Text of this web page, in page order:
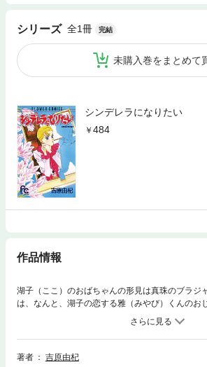
シリーズ 全1冊 完結
未購入巻をまとめて
シンデレラになりたい
484
作品情報
湖子（ここ）のおばちゃんの形見は真珠のブラジ
は、なんと、湖子の恋する雅（みやび）くんのお
す。雅くんと尾上美術館が、そのブラを奪い合っ
著者
吉原由杞